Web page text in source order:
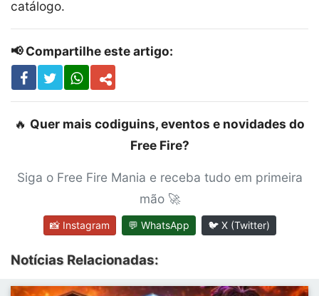
catálogo.
📢 Compartilhe este artigo:
🔥 Quer mais codiguins, eventos e novidades do
Free Fire?
Siga o Free Fire Mania e receba tudo em primeira
mão 🚀
📸 Instagram 💬 WhatsApp 🐦 X (Twitter)
Notícias Relacionadas: